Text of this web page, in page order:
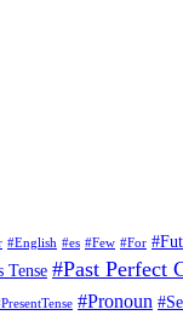
#English #es #Few #For
Tense #Past Perfect
#Pronoun